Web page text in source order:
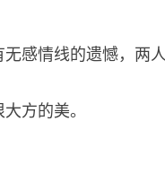
感情线的遗憾，两
方的美。